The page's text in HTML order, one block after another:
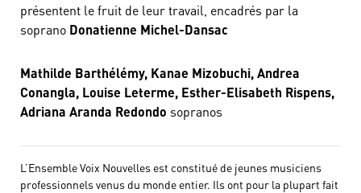
présentent le fruit de leur travail, encadrés par la
soprano Donatienne Michel-Dansac
Mathilde Barthélémy, Kanae Mizobuchi, Andrea
Conangla, Louise Leterme, Esther-Elisabeth Rispens,
Adriana Aranda Redondo sopranos
L’Ensemble Voix Nouvelles est constitué de jeunes musiciens
professionnels venus du monde entier. Ils ont pour la plupart fait